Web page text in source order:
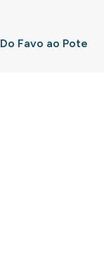
Do Favo ao Pote